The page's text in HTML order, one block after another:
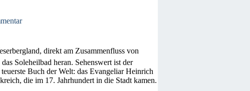
direkt am Zusammenfluss von
Soleheilbad heran. Sehenswert ist der
Buch der Welt: das Evangeliar Heinrich
die im 17. Jahrhundert in die Stadt kamen.